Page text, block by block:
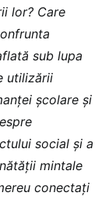
lor? Care
sub lupa
utilizării
școlare și
social și a
mintale
conectați